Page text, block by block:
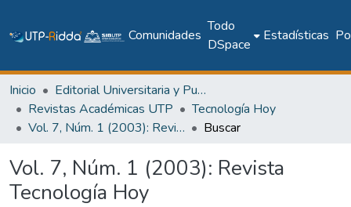
Comunidades
Todo
DSpace
Estadísticas
Inicio
Editorial Universitaria y Publicaciones Seriadas
Revistas Académicas UTP
Tecnología Hoy
Vol. 7, Núm. 1 (2003): Revista Tecnología Hoy
Buscar
Vol. 7, Núm. 1 (2003): Revista
Tecnología Hoy